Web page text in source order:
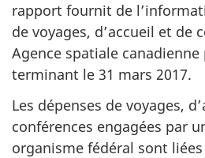
rapport fournit de
de voyages, d’accueil et de
Agence spatiale canadienne
terminant le 31 mars 2017.
Les dépenses de voyages,
conférences engagées par
organisme fédéral sont